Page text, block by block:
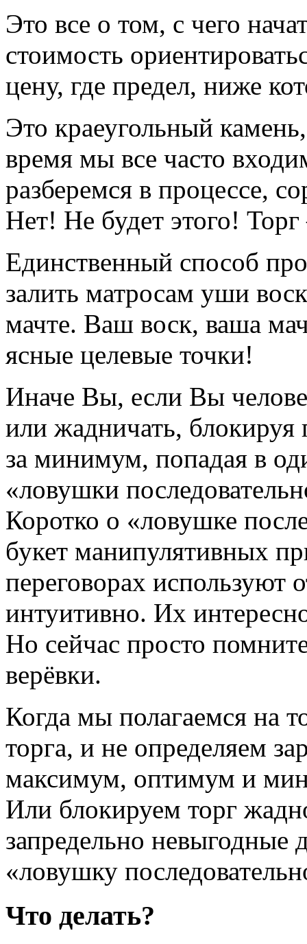
Это все о том, с чего
стоимость
цену, где предел, ниже
Это краеугольный
время мы все часто
разберемся в процессе,
Нет! Не будет этого!
Единственный способ
залить матросам уши
мачте. Ваш воск, ваша
ясные целевые точки!
Иначе Вы, если Вы
или жадничать, блокируя
за минимум, попадая в
«ловушки
Коротко о «ловушке
букет манипулятивных
переговорах используют
интуитивно. Их
Но сейчас просто
верёвки.
Когда мы полагаемся на
торга, и не определяем
максимум, оптимум и
Или блокируем торг
запредельно невыгодные
«ловушку
Что делать?